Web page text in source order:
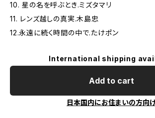
10. 星の名を呼ぶとき.ミズタマリ
11. レンズ越しの真実.木島忠
12.永遠に続く時間の中で.たけポン
International shipping
Add to cart
日本国内にお住まいの方向